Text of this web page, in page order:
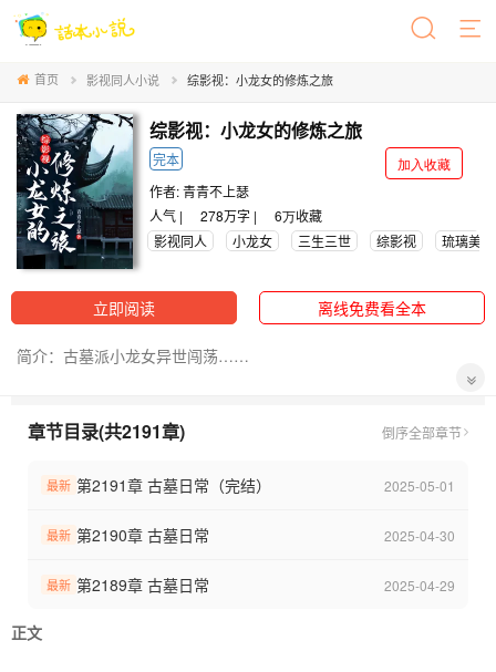
首页 影视同人小说 综影视：小龙女的修炼之旅
综影视：小龙女的修炼之旅
完本
加入收藏
作者:青青不上瑟
人气 |
278万字 | 6万收藏
影视同人
小龙女 三生三世 综影视 琉璃美
立即阅读 离线免费看全本
简介：古墓派小龙女异世闯荡……
41、白月梵星cp梵樾（完成）
39、永夜星河无cp（完成）
37、少白cp南宫春水（完成）
35、少年白马醉春风cp叶鼎之（完成）
33、墨雨云间cp萧蘅（完成）
章节目录(共2191章) 倒序全部章节
最新 第2191章 古墓日常（完结） 2025-05-01
最新 第2190章 古墓日常 2025-04-30
最新 第2189章 古墓日常 2025-04-29
正文